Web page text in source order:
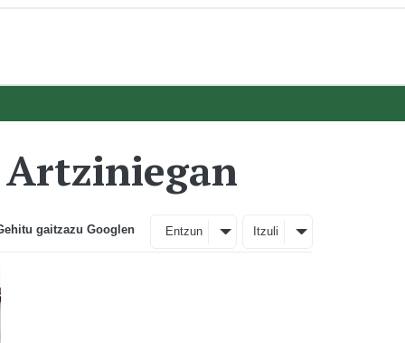
gaitzazu Googlen Entzun Itzuli